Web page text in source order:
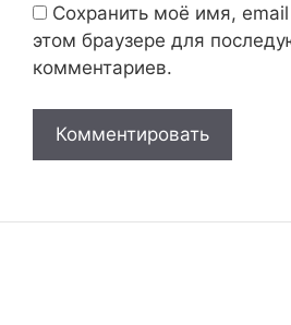
Сохранить моё имя,
этом браузере для
комментариев.